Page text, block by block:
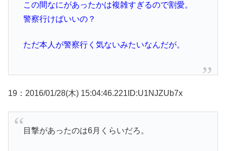
この間なにがあったかは複雑すぎるので割愛。
警察行けばいいの？
ただ本人が警察行く気ないみたいなんだが。
19：2016/01/28(木) 15:04:46.221ID:U1NJZUb7x
目撃があったのは6月くらいだろ。